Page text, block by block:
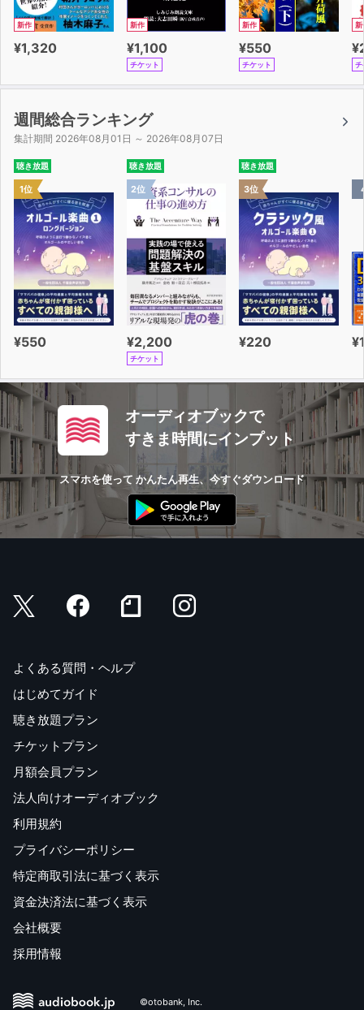
新作
¥1,320
新作
¥1,100
チケット
新作
¥550
チケット
新
チ
週間総合ランキング
集計期間 2026年08月01日 ～ 2026年08月07日
聴き放題
1位
¥550
聴き放題
2位
¥2,200
チケット
聴き放題
3位
¥220
オーディオブックで
すきま時間にインプット
スマホを使って かんたん再生、今すぐダウンロード
よくある質問・ヘルプ
はじめてガイド
聴き放題プラン
チケットプラン
月額会員プラン
法人向けオーディオブック
利用規約
プライバシーポリシー
特定商取引法に基づく表示
資金決済法に基づく表示
会社概要
採用情報
©otobank, Inc.